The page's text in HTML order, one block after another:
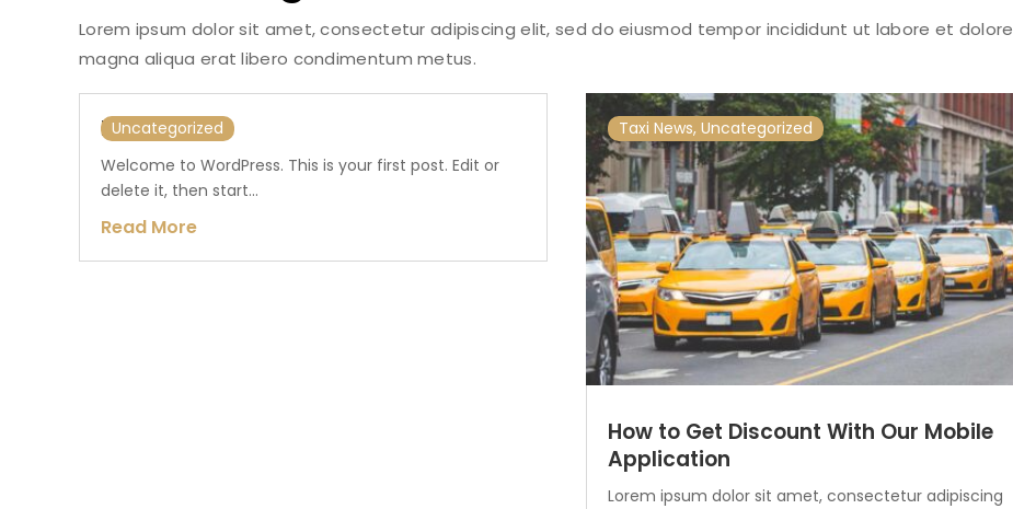
Lorem ipsum dolor sit amet, consectetur adipiscing elit, sed do eiusmod tempor incididunt ut labore et dolore
magna aliqua erat libero condimentum metus.
Hello world!
Uncategorized
Welcome to WordPress. This is your first post. Edit or
delete it, then start...
Read More
How to Get Discount With Our Mobile
Application
Taxi News,Uncategorized
Lorem ipsum dolor sit amet, consectetur adipiscing